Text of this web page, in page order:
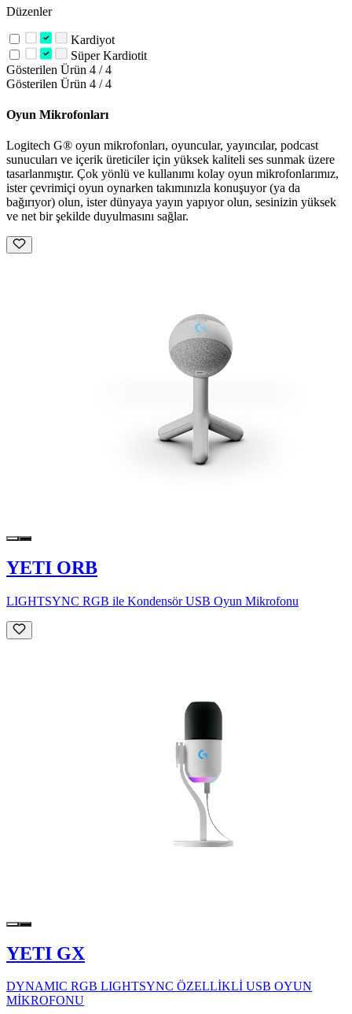
Düzenler
Kardiyot
Süper Kardiotit
Gösterilen Ürün 4 / 4
Gösterilen Ürün 4 / 4
Oyun Mikrofonları
Logitech G® oyun mikrofonları, oyuncular, yayıncılar, podcast
sunucuları ve içerik üreticiler için yüksek kaliteli ses sunmak üzere
tasarlanmıştır. Çok yönlü ve kullanımı kolay oyun mikrofonlarımız,
ister çevrimiçi oyun oynarken takımınızla konuşuyor (ya da
bağırıyor) olun, ister dünyaya yayın yapıyor olun, sesinizin yüksek
ve net bir şekilde duyulmasını sağlar.
YETI ORB
LIGHTSYNC RGB ile Kondensör USB Oyun Mikrofonu
YETI GX
DYNAMIC RGB LIGHTSYNC ÖZELLİKLİ USB OYUN
MİKROFONU